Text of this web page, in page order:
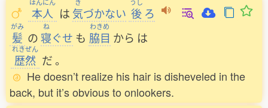
本人 は 気づかない 後 ろ
がみ
髪 の
ね
寝ぐせ も
わきめ
脇目 から は
れきぜん
歴然 だ。
He doesn’t realize his hair is disheveled in the
back, but it’s obvious to onlookers.